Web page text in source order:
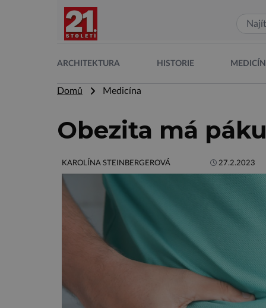
ARCHITEKTURA HISTORIE
Domů Medicína
Obezita má
KAROLÍNA STEINBERGEROVÁ 27.2.2023